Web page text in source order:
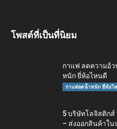
โพสต์ที่เป็นที่นิยม
กาแฟ ลดความอ้
หนัก ยี่ห้อไหนดี
กาแฟลดน้ำหนัก ยี่ห้อไ
5 บริษัทโลจิสติก
– ส่งออกสินค้าใน